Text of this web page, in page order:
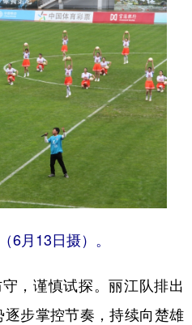
6月13日摄）。
谨慎试探。丽江队排出
步掌控节奏，持续向楚雄